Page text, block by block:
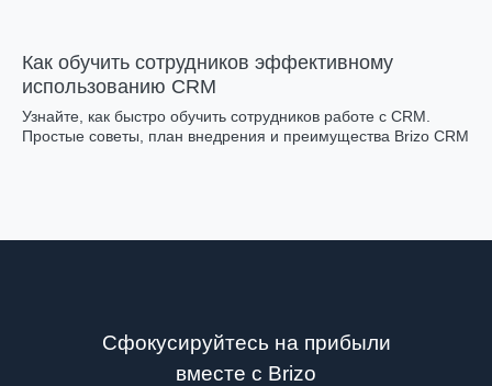
Как обучить сотрудников эффективному
использованию CRM
Узнайте, как быстро обучить сотрудников работе с CRM.
Простые советы, план внедрения и преимущества Brizo CRM
Сфокусируйтесь на прибыли
вместе с Brizo